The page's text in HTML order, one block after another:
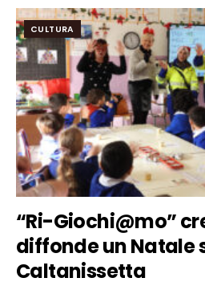
CULTURA
“Ri-Giochi@mo”
diffonde un Natale
Caltanissetta